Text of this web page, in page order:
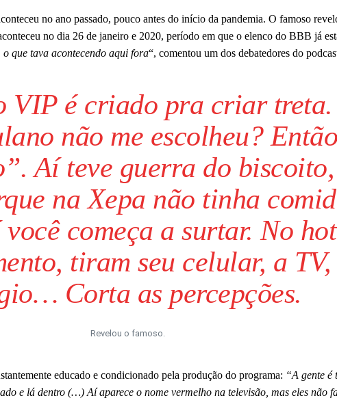
no ano passado, pouco antes do início da pandemia. O famoso
no dia 26 de janeiro e 2020, período em que o elenco do BBB já
que tava acontecendo aqui fora“, comentou um dos debatedores do
VIP é criado pra criar treta.
não me escolheu?
Aí teve guerra do
na Xepa não tinha
começa a surtar. No
tiram seu celular, a TV,
Corta as percepções.
Revelou o famoso.
educado e condicionado pela produção do programa: “A gente é
e lá dentro (…) Aí aparece o nome vermelho na televisão, mas eles não